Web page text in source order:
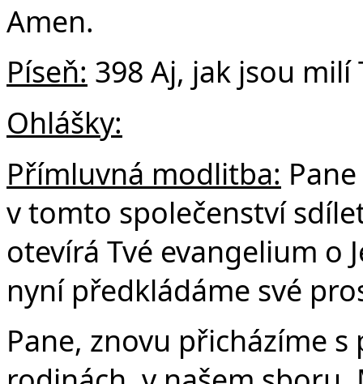
Amen.
Píseň: 398 Aj, jak jsou
Ohlášky:
Přímluvná modlitba:
v tomto společenství
otevírá Tvé evangelium o
nyní předkládáme své
Pane, znovu přicházíme